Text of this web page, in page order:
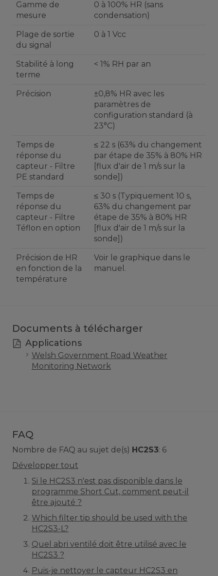
Gamme de
mesure
0 à 100% HR (sans
condensation)
Plage de sortie
du signal
0 à 1 Vcc
Stabilité à long
terme
< 1% RH par an
Précision
±0,8% HR avec les
paramètres de
configuration standard (à
23°C)
Temps de
réponse du
capteur - Filtre
PE standard
≤ 22 s (63% du changement
par étape de 35% à 80% HR
[flux d'air de 1 m/s sur la
sonde])
Temps de
réponse du
capteur - Filtre
Téflon en option
≤ 30 s (Typiquement 10 s,
63% du changement par
étape de 35% à 80% HR
[flux d'air de 1 m/s sur la
sonde])
Précision de HR
en fonction de la
température
Voir le graphique dans le
manuel.
Documents à télécharger
Applications
Welsh Government Road Weather
Monitoring Network
FAQ
Nombre de FAQ au sujet de(s) HC2S3: 6
Développer tout
Si le HC2S3 n'est pas disponible dans le
programme Short Cut, comment peut-il
être ajouté ?
Which filter tip should be used with the
HC2S3-L?
Quel abri ventilé doit être utilisé avec le
HC2S3 ?
Puis-je nettoyer le capteur HC2S3 en